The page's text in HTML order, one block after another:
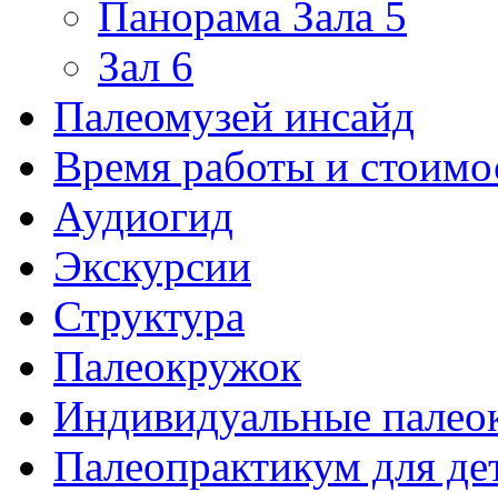
Панорама Зала 5
Зал 6
Палеомузей инсайд
Время работы и
Аудиогид
Экскурсии
Структура
Палеокружок
Индивидуальные
Палеопрактикум для